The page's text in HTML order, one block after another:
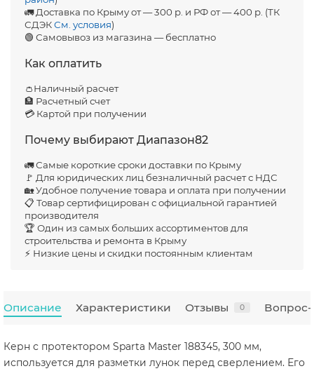
🚛 Доставка по Крыму от — 300 р. и РФ от — 400 р. (ТК
СДЭКСм. условия)
🟢 Самовывоз из магазина — бесплатно
Как оплатить
👛Наличный расчет
🏦 Расчетный счет
💳 Картой при получении
Почему выбирают Диапазон82
🚛 Самые короткие сроки доставки по Крыму
🚩 Для юридических лиц безналичный расчет с НДС
🏡 Удобное получение товара и оплата при получении
📋 Товар сертифицирован с официальной гарантией
производителя
🏆 Один из самых больших ассортиментов для
строительства и ремонта в Крыму
⚡ Низкие цены и скидки постоянным клиентам
Описание Характеристики Отзывы 0 Вопрос-
Керн с протектором Sparta Master 188345, 300 мм,
используется для разметки лунок перед сверлением. Его